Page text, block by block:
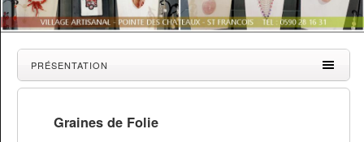
PRÉSENTATION
Graines de Folie